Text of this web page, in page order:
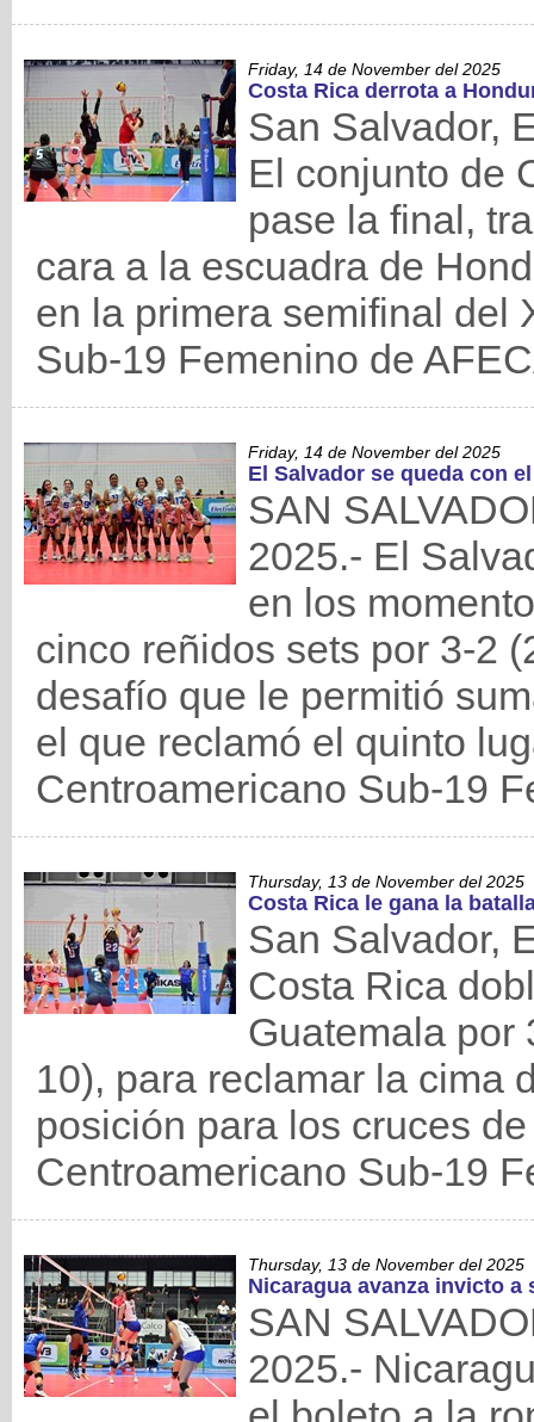
Friday, 14 de November del 2025
Costa Rica derrota a
San Salvador,
El conjunto de
pase la final,
cara a la escuadra de
en la primera semifinal del
Sub-19 Femenino de
Friday, 14 de November del 2025
El Salvador se queda con
SAN
2025.- El
en los
cinco reñidos sets por 3-2
desafío que le permitió
el que reclamó el quinto
Centroamericano Sub-19
Thursday, 13 de November del 2025
Costa Rica le gana la
San Salvador,
Costa Rica
Guatemala por
10), para reclamar la cima
posición para los cruces
Centroamericano Sub-19
Thursday, 13 de November del 2025
Nicaragua avanza invicto a
SAN
2025.-